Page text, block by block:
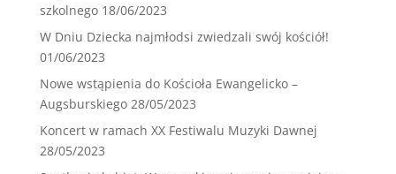
szkolnego 18/06/2023
W Dniu Dziecka najmłodsi zwiedzali swój kościół!
01/06/2023
Nowe wstąpienia do Kościoła Ewangelicko –
Augsburskiego 28/05/2023
Koncert w ramach XX Festiwalu Muzyki Dawnej
28/05/2023